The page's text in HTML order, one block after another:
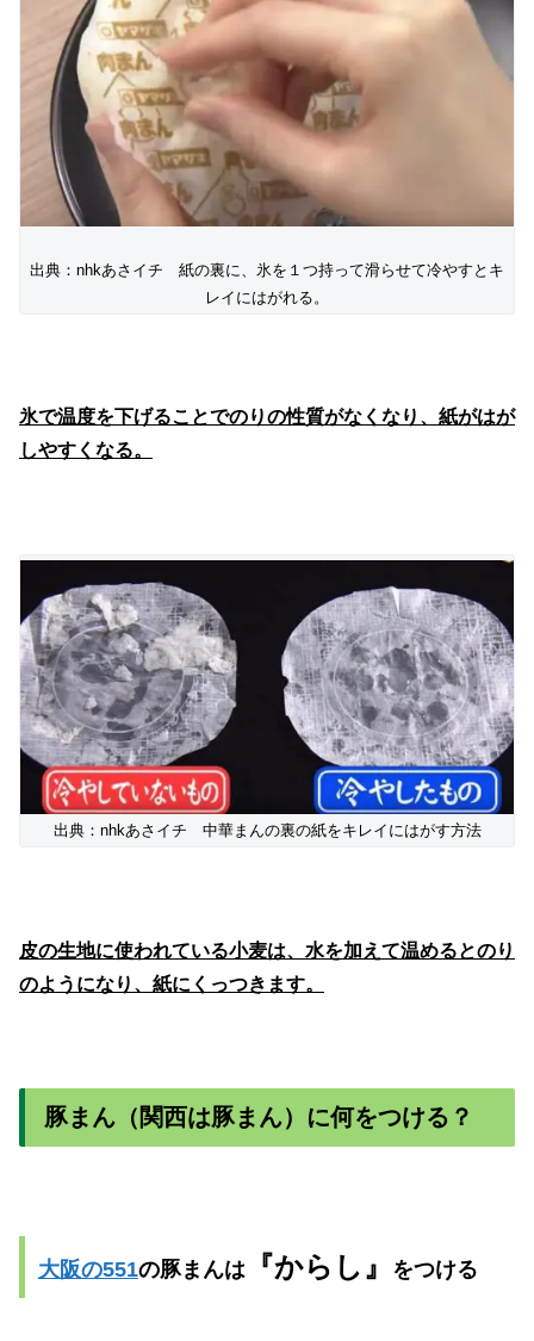
出典：nhkあさイチ 紙の裏に、氷を１つ持って滑らせて冷やすとキ
レイにはがれる。
氷で温度を下げることでのりの性質がなくなり、紙がはが
しやすくなる。
出典：nhkあさイチ 中華まんの裏の紙をキレイにはがす方法
皮の生地に使われている小麦は、水を加えて温めるとのり
のようになり、紙にくっつきます。
豚まん（関西は豚まん）に何をつける？
大阪の551の豚まんは 『からし』 をつける